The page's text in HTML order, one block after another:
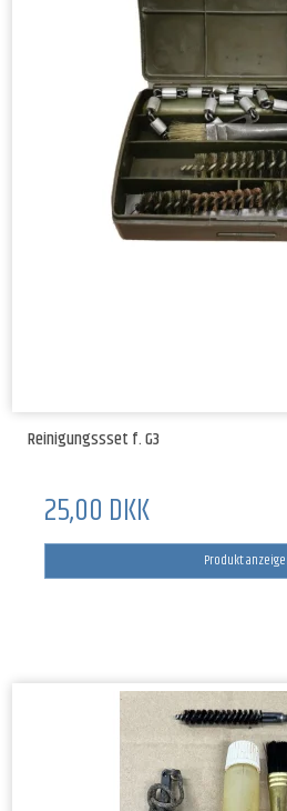
Reinigungssset f. G3
25,00 DKK
Produkt